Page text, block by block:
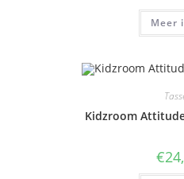
Meer
Kidzroom
€